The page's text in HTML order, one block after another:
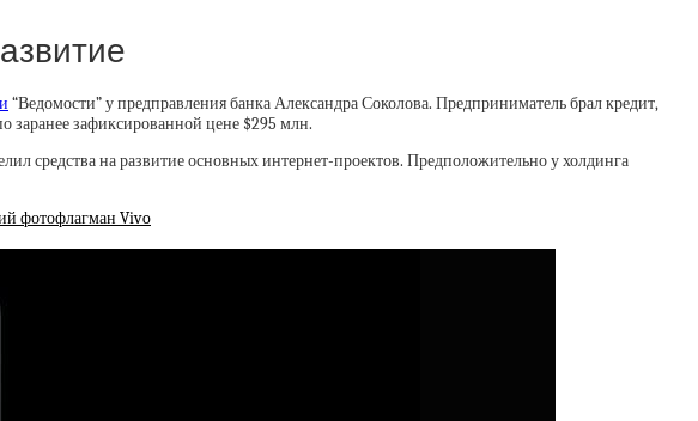
“Ведомости” у предправления банка Александра Соколова. Предприниматель брал кредит,
заранее зафиксированной цене $295 млн.
средства на развитие основных интернет-проектов. Предположительно у холдинга
фотофлагман Vivo